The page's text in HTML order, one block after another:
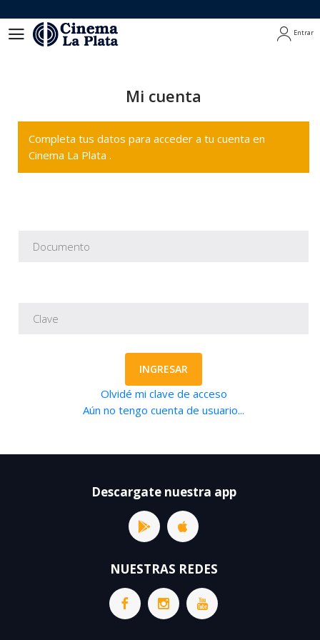
Entrar
Mi cuenta
Completa tus datos para acceder a tu cuenta en
Cinema La Plata .
INGRESAR
Olvidé mi clave de acceso
Aún no tengo cuenta de usuario...
Descargate nuestra app
NUESTRAS REDES